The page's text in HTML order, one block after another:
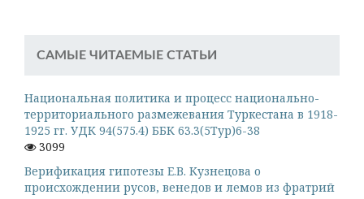
САМЫЕ ЧИТАЕМЫЕ СТАТЬИ
Национальная политика и процесс национально-
территориального размежевания Туркестана в 1918-
1925 гг. УДК 94(575.4) ББК 63.3(5Тур)6-38
3099
Верификация гипотезы Е.В. Кузнецова о
происхождении русов, венедов и лемов из фратрий